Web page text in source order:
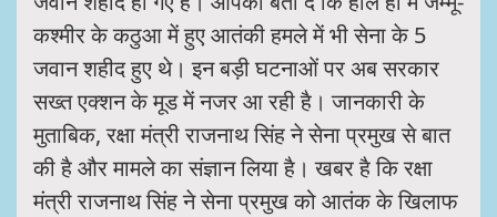
कश्मीर के कठुआ में हुए आतंकी हमले में भी सेना के 5
जवान शहीद हुए थे। इन बड़ी घटनाओं पर अब सरकार
सख्त एक्शन के मूड में नजर आ रही है। जानकारी के
मुताबिक, रक्षा मंत्री राजनाथ सिंह ने सेना प्रमुख से बात
की है और मामले का संज्ञान लिया है। खबर है कि रक्षा
मंत्री राजनाथ सिंह ने सेना प्रमुख को आतंक के खिलाफ